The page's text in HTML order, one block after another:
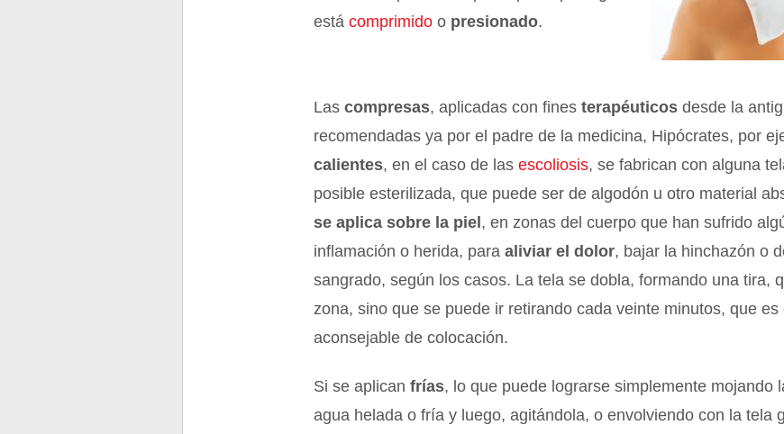
estácomprimido o presionado.
Lascompresas, aplicadas con finesterapéuticos desde la
recomendadas ya por el padre de la medicina, Hipócrates, por
calientes, en el caso de lasescoliosis, se fabrican con alguna
posible esterilizada, que puede ser de algodón u otro material
se aplica sobre la piel , en zonas del cuerpo que han sufrido
inflamación o herida, paraaliviar el dolor, bajar la hinchazón o
sangrado, según los casos. La tela se dobla, formando una tira,
zona, sino que se puede ir retirando cada veinte minutos, que es
aconsejable de colocación.
Si se aplicanfrías, lo que puede lograrse simplemente mojando
agua helada o fría y luego, agitándola, o envolviendo con la tela